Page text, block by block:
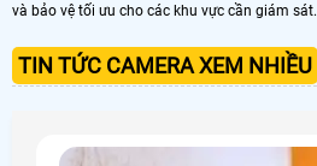
và bảo vệ tối ưu cho các khu vực cần giám sát.
TIN TỨC CAMERA XEM NHIỀU